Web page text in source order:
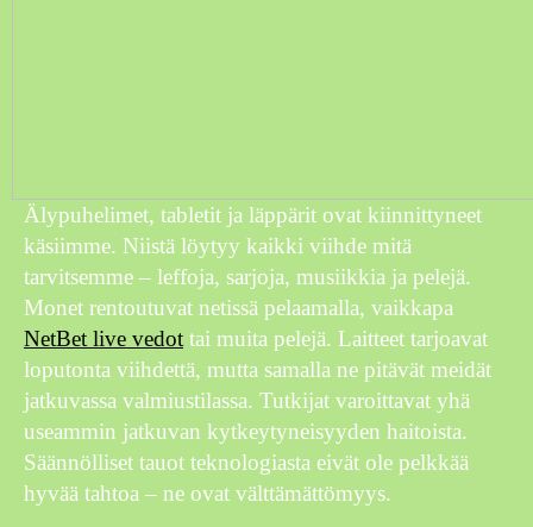
Älypuhelimet, tabletit ja läppärit ovat kiinnittyneet
käsiimme. Niistä löytyy kaikki viihde mitä
tarvitsemme – leffoja, sarjoja, musiikkia ja pelejä.
Monet rentoutuvat netissä pelaamalla, vaikkapa
NetBet live vedot tai muita pelejä. Laitteet tarjoavat
loputonta viihdettä, mutta samalla ne pitävät meidät
jatkuvassa valmiustilassa. Tutkijat varoittavat yhä
useammin jatkuvan kytkeytyneisyyden haitoista.
Säännölliset tauot teknologiasta eivät ole pelkkää
hyvää tahtoa – ne ovat välttämättömyys.